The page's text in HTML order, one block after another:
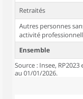
Retraités
Autres personnes
activité
Ensemble
Source : Insee,
au 01/01/2026.